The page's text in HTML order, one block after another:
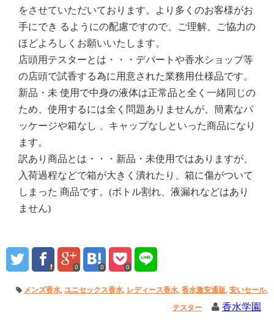
をさせていただいております。より多くのお客様がお
手にでき るようにの配慮ですので、ご理解、ご協力の
ほどよろしくお願いいたします。
店頭用テスターとは・・・デパートや香水ショップ等
の店頭で試香する為に用意された業務用仕様品です。
新品・未 使用で中身の液体は正常品と全く一緒同じの
ため、使用するには全く問題ありませんが、簡素なパ
ッケージや箱なし 、キャップなしといった商品になり
ます。
訳あり商品とは・・・新品・未使用ではありますが、
入荷過程などで箱が大きく潰れたり、箱に傷がついて
しまった 商品です。(ボトル割れ、液漏れなどはあり
ません)
0 0 0
メンズ香水, ユニセックス香水, レディース香水, 香水激安通販, 安いセール,
テスター 香水学園